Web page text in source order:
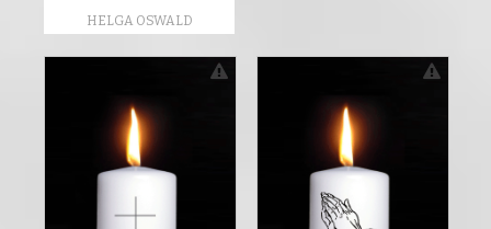
HELGA OSWALD